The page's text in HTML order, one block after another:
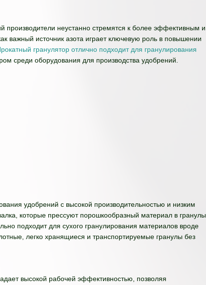
неустанно стремятся к более эффективным и
важный источник азота играет ключевую роль в повышении
гранулятор отлично подходит для гранулирования
среди оборудования для производства удобрений.
удобрений с высокой производительностью и низким
которые прессуют порошкообразный материал в гранулы
подходит для сухого гранулирования материалов вроде
легко хранящиеся и транспортируемые гранулы без
высокой рабочей эффективностью, позволяя